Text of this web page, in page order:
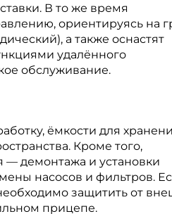
В то же время
ориентируясь на
а также оснастят
удалённого
обслуживание.
ёмкости для
Кроме того,
— демонтажа и установки
насосов и фильтров.
защитить от
прицепе.